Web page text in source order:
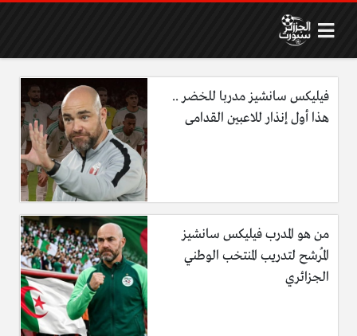
فيليكس سانشيز مدربا للخضر ..
هذا أول إنذار للاعبين القدامى
من هو المدرب فيليكس سانشيز
المُرشح لتدريب المنتخب الوطني
الجزائري